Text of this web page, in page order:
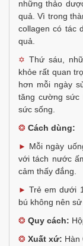
những thảo
quả. Vì trong
collagen có tác
quả.
✡ Thứ sáu,
khỏe rất quan
hơn mỗi ngày
tăng cường sức
sức sống.
❂ Cách dùng:
► Mỗi ngày
với tách nước
cảm thấy đắng.
► Trẻ em dưới
bú không nên
❂ Quy cách:
❂ Xuất xứ: Hàn